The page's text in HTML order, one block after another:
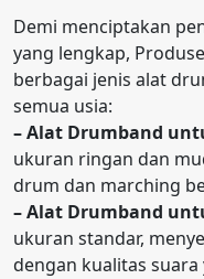
Demi menciptakan
yang lengkap,
berbagai jenis alat
semua usia:
– Alat Drumband
ukuran ringan dan
drum dan marching
– Alat Drumband
ukuran standar,
dengan kualitas